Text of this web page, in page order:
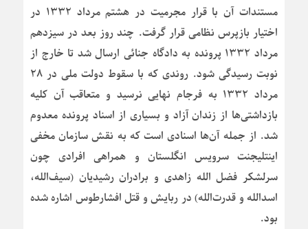
مستندات آن با قرار مجرمیت در هشتم مرداد ۱۳۳۲ در
اختیار بازپرس نظامی قرار گرفت. چند روز بعد در سیزدهم
مرداد ۱۳۳۲ پرونده به دادگاه جنائی ارسال شد تا خارج از
نوبت رسیدگی شود. روندی که با سقوط دولت ملی در ۲۸
مرداد ۱۳۳۲ به فرجام نهایی نرسید و متعاقب آن کلیه
بازداشتی‌ها از زندان آزاد و بسیاری از اسناد پرونده معدوم
شد. از جمله آن‌ها اسنادی است که به نقش سازمان مخفی
اینتلیجنت سرویس انگلستان و همراهی افرادی چون
سرلشکر فضل الله زاهدی و برادران رشیدیان (سیف‌الله،
اسدالله و قدرت‌الله) در ربایش و قتل افشارطوس اشاره شده
بود.